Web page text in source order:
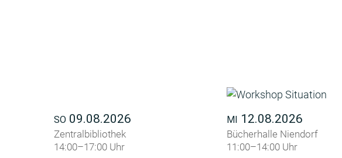
SO 09.08.2026
Zentralbibliothek
14:00–17:00 Uhr
MI 12.08.2026
Bücherhalle Niendorf
11:00–14:00 Uhr